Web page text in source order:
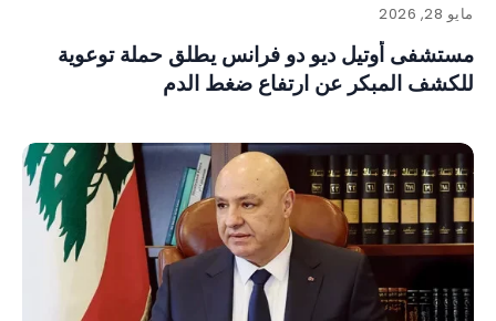
مايو 28, 2026
مستشفى أوتيل ديو دو فرانس يطلق حملة توعوية
للكشف المبكر عن ارتفاع ضغط الدم